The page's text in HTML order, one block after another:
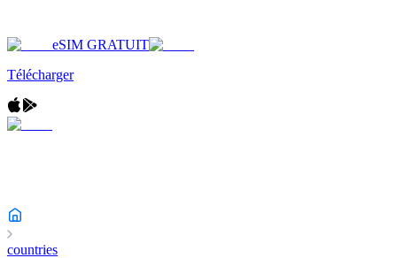
eSIM GRATUIT
Télécharger
countries